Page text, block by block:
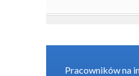
Pracowników na